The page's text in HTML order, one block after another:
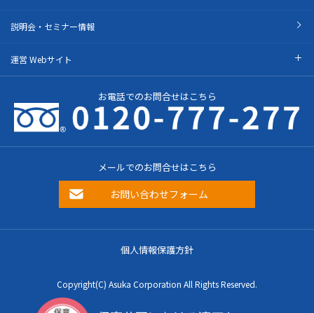
説明会・セミナー情報
運営 Webサイト
お電話でのお問合せはこちら
メールでのお問合せはこちら
お問い合わせフォーム
個人情報保護方針
Copyright(C) Asuka Corporation All Rights Reserved.